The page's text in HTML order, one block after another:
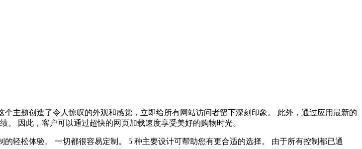
主题创造了令人惊叹的外观和感觉，立即给所有网站访问者留下深刻印象。 此外，通过应用最新的
因此，客户可以通过超快的网页加载速度享受美好的购物时光。
轻松体验。 一切都很容易定制。 5 种主要设计可帮助您有更合适的选择。 由于所有控制都已通